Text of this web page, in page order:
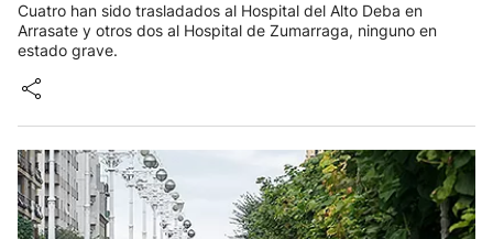
Cuatro han sido trasladados al Hospital del Alto Deba en
Arrasate y otros dos al Hospital de Zumarraga, ninguno en
estado grave.